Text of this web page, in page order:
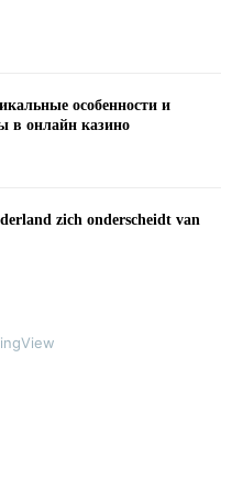
особенности и
в онлайн казино
zich onderscheidt van